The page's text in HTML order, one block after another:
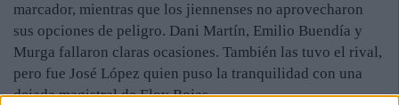
marcador, mientras que los jiennenses no aprovecharon
sus opciones de peligro. Dani Martín, Emilio Buendía y
Murga fallaron claras ocasiones. También las tuvo el rival,
pero fue José López quien puso la tranquilidad con una
dejada magistral de Eloy Rojas.